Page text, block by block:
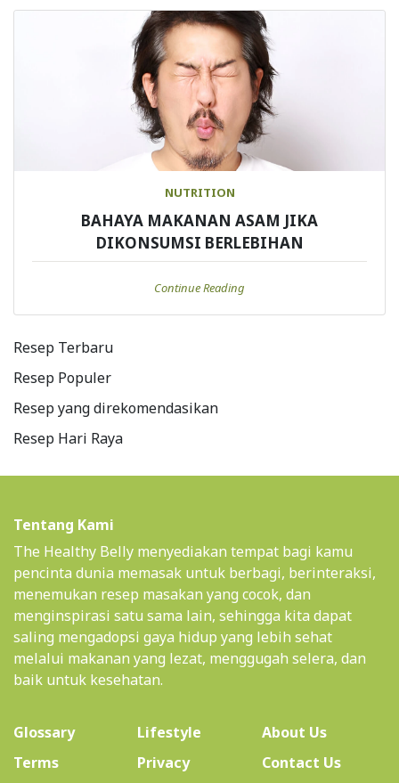
NUTRITION
BAHAYA MAKANAN ASAM JIKA
DIKONSUMSI BERLEBIHAN
Continue Reading
Resep Terbaru
Resep Populer
Resep yang direkomendasikan
Resep Hari Raya
Tentang Kami
The Healthy Belly menyediakan tempat bagi kamu
pencinta dunia memasak untuk berbagi, berinteraksi,
menemukan resep masakan yang cocok, dan
menginspirasi satu sama lain, sehingga kita dapat
saling mengadopsi gaya hidup yang lebih sehat
melalui makanan yang lezat, menggugah selera, dan
baik untuk kesehatan.
Glossary Lifestyle About Us(current)
Terms
Privacy Contact Us